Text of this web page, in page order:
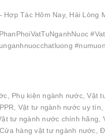
Tác Hôm Nay, Hài Lòng
Phụ kiện ngành nước, Vật
Vật tư ngành nước uy
tư ngành nước chính
hàng vật tư ngành nước,